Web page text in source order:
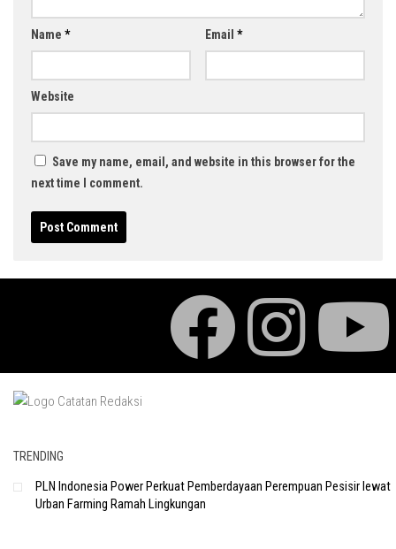
Name * Email *
Website
Save my name, email, and website in this browser for the
next time I comment.
TRENDING
PLN Indonesia Power Perkuat Pemberdayaan Perempuan Pesisir lewat
Urban Farming Ramah Lingkungan